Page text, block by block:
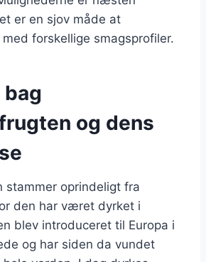
er en sjov måde at
forskellige smagsprofiler.
og dens
stammer oprindeligt fra
den har været dyrket i
blev introduceret til Europa i
og har siden da vundet